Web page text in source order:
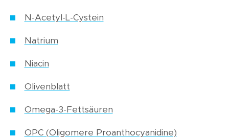
N-Acetyl-L-Cystein
Natrium
Niacin
Olivenblatt
Omega-3-Fettsäuren
OPC (Oligomere Proanthocyanidine)